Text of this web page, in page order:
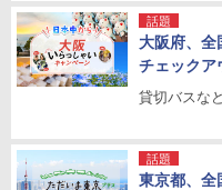
話題
大阪府、全
チェックア
貸切バスな
話題
東京都、全